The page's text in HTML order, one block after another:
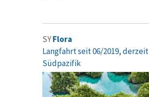
SYFlora
Langfahrt seit 06/2019, derzeit
Südpazifik